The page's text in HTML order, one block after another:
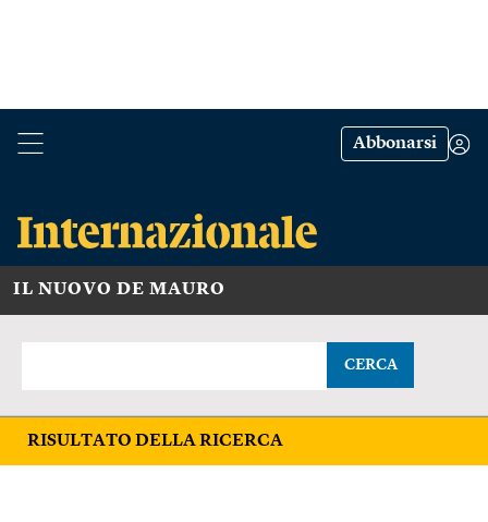
Abbonarsi
IL NUOVO DE MAURO
CERCA
RISULTATO DELLA RICERCA